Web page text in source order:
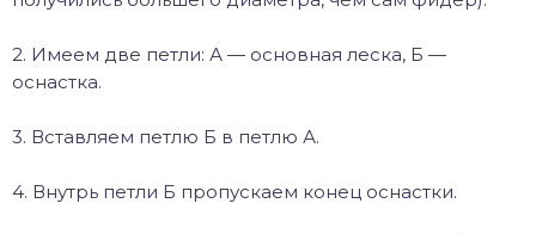
2. Имеем две петли: А — основная леска, Б —
оснастка.
3. Вставляем петлю Б в петлю А.
4. Внутрь петли Б пропускаем конец оснастки.